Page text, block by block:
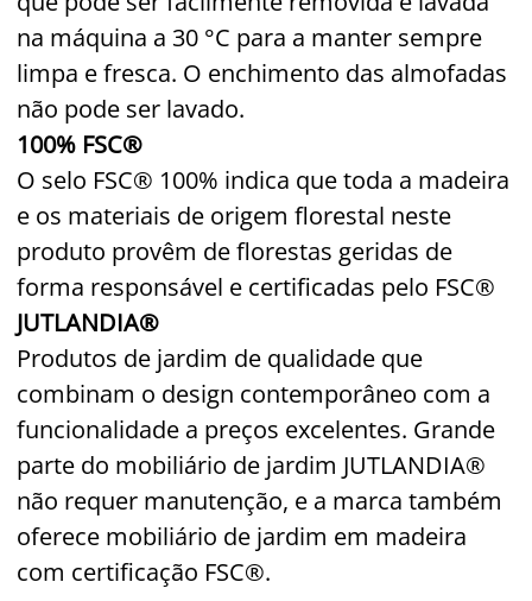
na máquina a 30 °C para a manter sempre
limpa e fresca. O enchimento das almofadas
não pode ser lavado.
100% FSC®
O selo FSC® 100% indica que toda a madeira
e os materiais de origem florestal neste
produto provêm de florestas geridas de
forma responsável e certificadas pelo FSC®
JUTLANDIA®
Produtos de jardim de qualidade que
combinam o design contemporâneo com a
funcionalidade a preços excelentes. Grande
parte do mobiliário de jardim JUTLANDIA®
não requer manutenção, e a marca também
oferece mobiliário de jardim em madeira
com certificação FSC®.